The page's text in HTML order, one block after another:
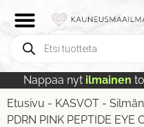
Nappaa nyt ilmainen
Etusivu - KASVOT -
PDRN PINK PEPTIDE EYE